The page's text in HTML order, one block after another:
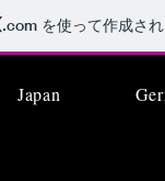
.com を使って作成さ
Japan